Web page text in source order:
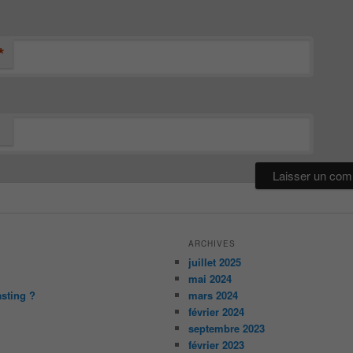
?
ARCHIVES
juillet 2025
mai 2024
mars 2024
février 2024
septembre 2023
février 2023